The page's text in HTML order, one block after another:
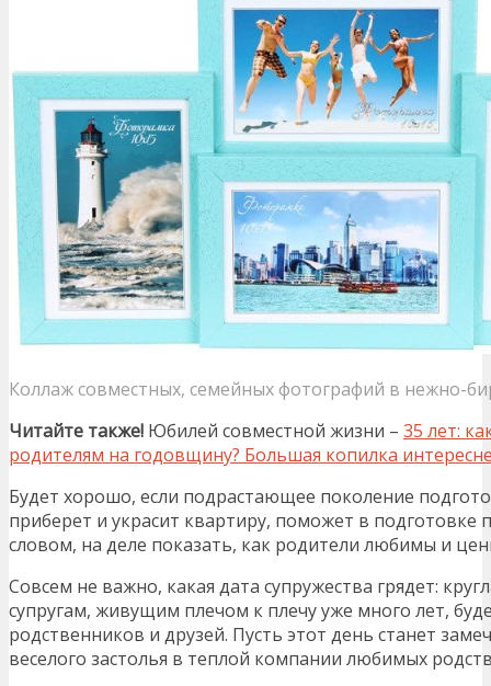
Коллаж совместных, семейных фотографий в нежно-
Читайте также! Юбилей совместной жизни – 35 лет:
родителям на годовщину? Большая копилка
Будет хорошо, если подрастающее поколение
приберет и украсит квартиру, поможет в подготовке
словом, на деле показать, как родители любимы и
Совсем не важно, какая дата супружества грядет:
супругам, живущим плечом к плечу уже много лет,
родственников и друзей. Пусть этот день станет
веселого застолья в теплой компании любимых